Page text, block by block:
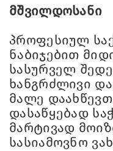
მშვილდოსანი
პროფესიულ
ნაბიჯებით
სასურველ
ხანგრძლივი
მალე
დასაწყებად
მარტივად
სასიამოვნო